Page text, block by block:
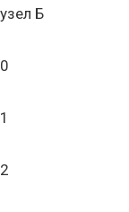
узел Б
0
1
2